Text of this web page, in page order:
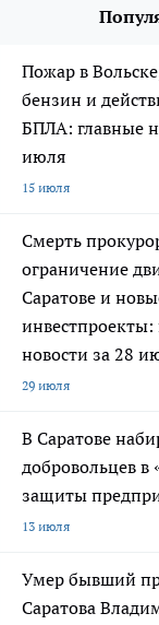
Пожар в
бензин и
БПЛА: главные
июля
15 июля
Смерть
ограничение
Саратове и
инвестпроекты:
новости за 28
29 июля
В Саратове
добровольцев в
защиты
13 июля
Умер бывший
Саратова